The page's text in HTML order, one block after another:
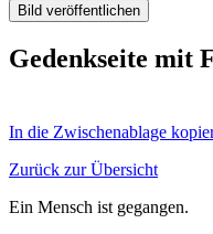
Gedenkseite mit
In die Zwischenablage
Zurück zur Übersicht
Ein Mensch ist gegangen.